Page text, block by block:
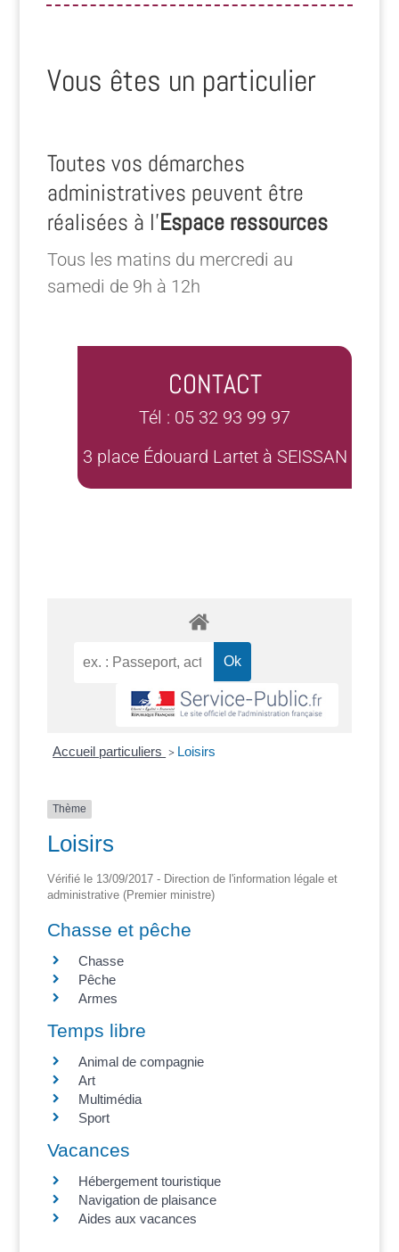
Vous êtes un particulier
Toutes vos démarches
administratives peuvent être
réalisées à l’Espace ressources
Tous les matins du mercredi au
samedi de 9h à 12h
CONTACT
Tél : 05 32 93 99 97
3 place Édouard Lartet à SEISSAN
Accueil particuliers > Loisirs
Thème
Loisirs
Vérifié le 13/09/2017 - Direction de l'information légale et
administrative (Premier ministre)
Chasse et pêche
Chasse
Pêche
Armes
Temps libre
Animal de compagnie
Art
Multimédia
Sport
Vacances
Hébergement touristique
Navigation de plaisance
Aides aux vacances